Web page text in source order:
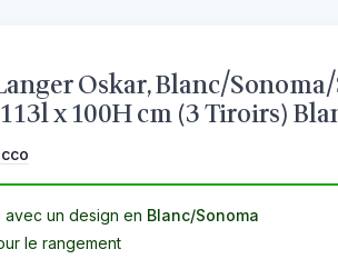
Oskar, Blanc/
x 100H cm (3 Tiroirs)
avec un design en Blanc/Sonoma
le rangement